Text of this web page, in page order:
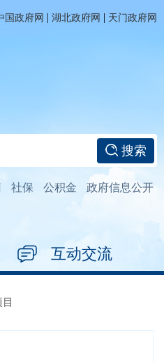
国政府网 | 湖北政府网 | 天门政府网
搜索
社保 公积金 政府信息公开
互动交流